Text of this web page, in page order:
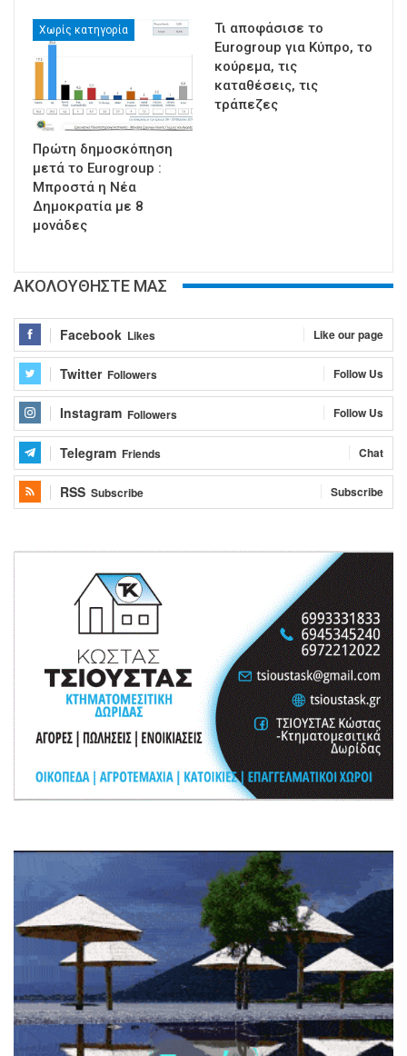
Χωρίς κατηγορία
Πρώτη δημοσκόπηση
μετά το Eurogroup :
Μπροστά η Νέα
Δημοκρατία με 8
μονάδες
Τι αποφάσισε το
Eurogroup για Κύπρο, το
κούρεμα, τις
καταθέσεις, τις
τράπεζες
ΑΚΟΛΟΥΘΗΣΤΕ ΜΑΣ
Facebook Likes Like our page
Twitter Followers Follow Us
Instagram Followers Follow Us
Telegram Friends Chat
RSS Subscribe Subscribe